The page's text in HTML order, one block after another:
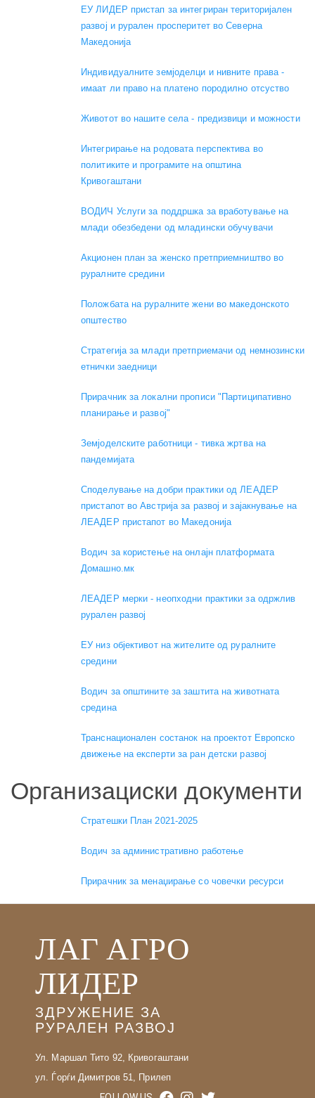
ЕУ ЛИДЕР пристап за интегриран територијален
развој и рурален просперитет во Северна
Македонија
Индивидуалните земјоделци и нивните права -
имаат ли право на платено породилно отсуство
Животот во нашите села - предизвици и можности
Интегрирање на родовата перспектива во
политиките и програмите на општина
Кривогаштани
ВОДИЧ Услуги за поддршка за вработување на
млади обезбедени од младински обучувачи
Акционен план за женско претприемништво во
руралните средини
Положбата на руралните жени во македонското
општество
Стратегија за млади претприемачи од немнозински
етнички заедници
Прирачник за локални прописи "Партиципативно
планирање и развој"
Земјоделските работници - тивка жртва на
пандемијата
Споделување на добри практики од ЛЕАДЕР
пристапот во Австрија за развој и зајакнување на
ЛЕАДЕР пристапот во Македонија
Водич за користење на онлајн платформата
Домашно.мк
ЛЕАДЕР мерки - неопходни практики за одржлив
рурален развој
ЕУ низ објективот на жителите од руралните
средини
Водич за општините за заштита на животната
средина
Транснационален состанок на проектот Европско
движење на експерти за ран детски развој
Организациски документи
Стратешки План 2021-2025
Водич за административно работење
Прирачник за менаџирање со човечки ресурси
ЛАГ АГРО
ЛИДЕР
ЗДРУЖЕНИЕ ЗА
РУРАЛЕН РАЗВОЈ
Ул. Маршал Тито 92, Кривогаштани
ул. Ѓорѓи Димитров 51, Прилеп